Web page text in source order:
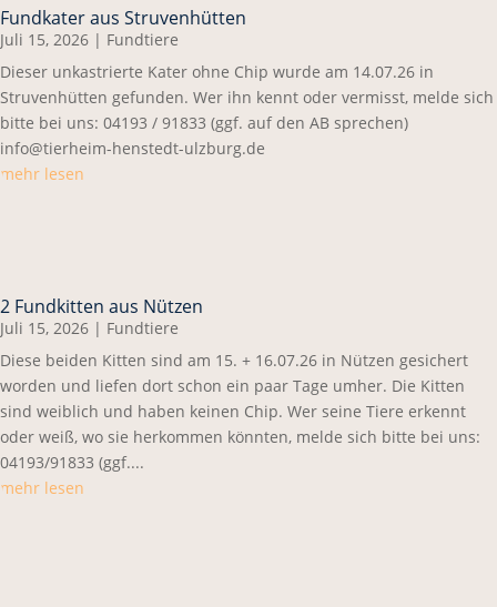
Fundkater aus Struvenhütten
Juli 15, 2026 | Fundtiere
Dieser unkastrierte Kater ohne Chip wurde am 14.07.26 in
Struvenhütten gefunden. Wer ihn kennt oder vermisst, melde sich
bitte bei uns: 04193 / 91833 (ggf. auf den AB sprechen)
info@tierheim-henstedt-ulzburg.de
mehr lesen
2 Fundkitten aus Nützen
Juli 15, 2026 | Fundtiere
Diese beiden Kitten sind am 15. + 16.07.26 in Nützen gesichert
worden und liefen dort schon ein paar Tage umher. Die Kitten
sind weiblich und haben keinen Chip. Wer seine Tiere erkennt
oder weiß, wo sie herkommen könnten, melde sich bitte bei uns:
04193/91833 (ggf....
mehr lesen